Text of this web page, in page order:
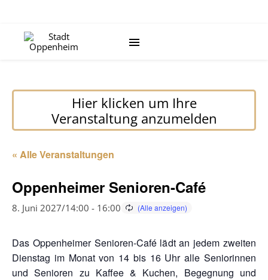
Hier klicken um Ihre
Veranstaltung anzumelden
« Alle Veranstaltungen
Oppenheimer Senioren-Café
8. Juni 2027/14:00 - 16:00
Das Oppenheimer Senioren-Café lädt an jedem zweiten
Dienstag im Monat von 14 bis 16 Uhr alle Seniorinnen
und Senioren zu Kaffee & Kuchen, Begegnung und